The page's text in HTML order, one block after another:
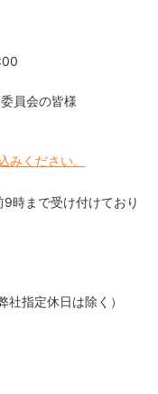
員会の皆様
みください。
で受け付けており
指定休日は除く）